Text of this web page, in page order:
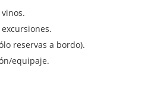
reservas a bordo).
equipaje.